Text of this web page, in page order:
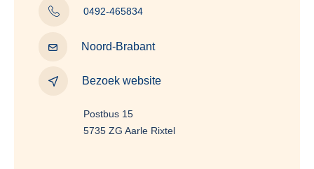
0492-465834
Noord-Brabant
Bezoek website
Postbus 15
5735 ZG Aarle Rixtel